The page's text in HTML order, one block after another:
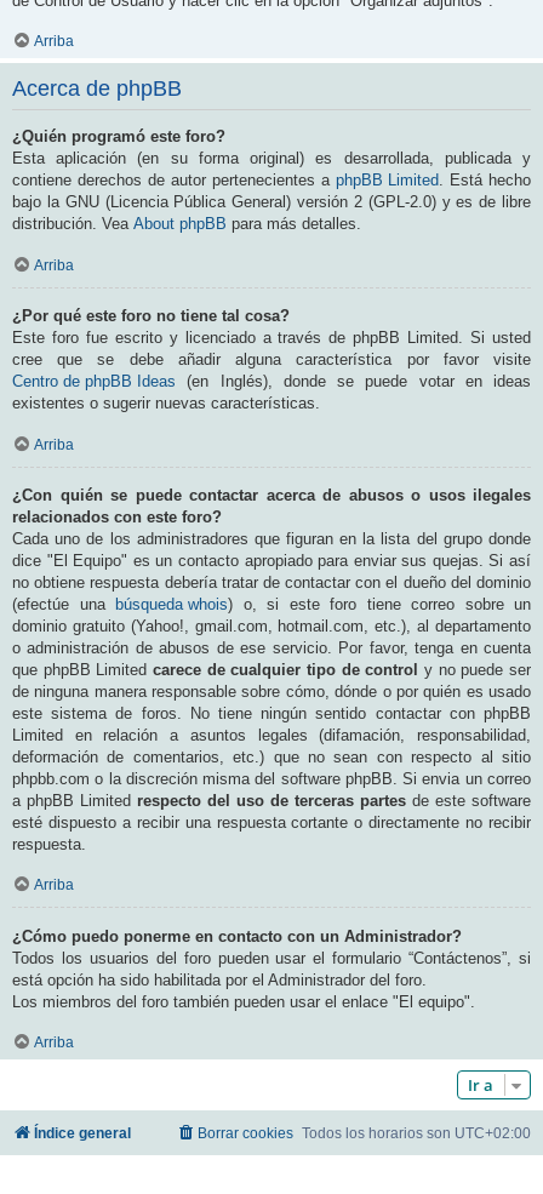
Arriba
Acerca de phpBB
¿Quién programó este foro?
Esta aplicación (en su forma original) es desarrollada, publicada y
contiene derechos de autor pertenecientes a phpBB Limited. Está hecho
bajo la GNU (Licencia Pública General) versión 2 (GPL-2.0) y es de libre
distribución. Vea About phpBB para más detalles.
Arriba
¿Por qué este foro no tiene tal cosa?
Este foro fue escrito y licenciado a través de phpBB Limited. Si usted
cree que se debe añadir alguna característica por favor visite
Centro de phpBB Ideas (en Inglés), donde se puede votar en ideas
existentes o sugerir nuevas características.
Arriba
¿Con quién se puede contactar acerca de abusos o usos ilegales
relacionados con este foro?
Cada uno de los administradores que figuran en la lista del grupo donde
dice "El Equipo" es un contacto apropiado para enviar sus quejas. Si así
no obtiene respuesta debería tratar de contactar con el dueño del dominio
(efectúe una
búsqueda whois) o, si este foro tiene correo sobre un
dominio gratuito (Yahoo!, gmail.com, hotmail.com, etc.), al departamento
o administración de abusos de ese servicio. Por favor, tenga en cuenta
que phpBB Limited carece de cualquier tipo de control y no puede ser
de ninguna manera responsable sobre cómo, dónde o por quién es usado
este sistema de foros. No tiene ningún sentido contactar con phpBB
Limited en relación a asuntos legales (difamación, responsabilidad,
deformación de comentarios, etc.) que no sean con respecto al sitio
phpbb.com o la discreción misma del software phpBB. Si envia un correo
a phpBB Limited respecto del uso de terceras partes de este software
esté dispuesto a recibir una respuesta cortante o directamente no recibir
respuesta.
Arriba
¿Cómo puedo ponerme en contacto con un Administrador?
Todos los usuarios del foro pueden usar el formulario “Contáctenos”, si
está opción ha sido habilitada por el Administrador del foro.
Los miembros del foro también pueden usar el enlace "El equipo".
Arriba
Ir a
Índice general Todos los horarios son UTC+02:00
Borrar cookies